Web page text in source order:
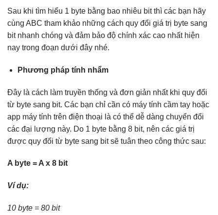
Sau khi tìm hiểu 1 byte bằng bao nhiêu bit thì các bạn hãy
cùng ABC tham khảo những cách quy đổi giá trị byte sang
bit nhanh chóng và đảm bảo độ chính xác cao nhất hiện
nay trong đoạn dưới đây nhé.
Phương pháp tính nhẩm
Đây là cách làm truyền thống và đơn giản nhất khi quy đổi
từ byte sang bit. Các bạn chỉ cần có máy tính cầm tay hoặc
app máy tính trên điện thoại là có thể dễ dàng chuyển đổi
các đại lượng này. Do 1 byte bằng 8 bit, nên các giá trị
được quy đổi từ byte sang bit sẽ tuân theo công thức sau:
A byte = A x 8 bit
Ví dụ:
10 byte = 80 bit